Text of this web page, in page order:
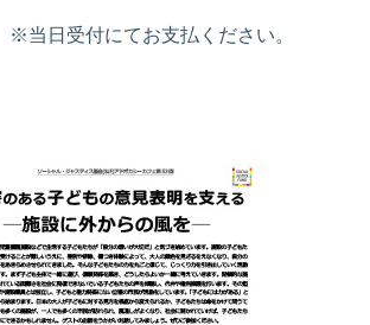
※当日受付にてお支払ください。